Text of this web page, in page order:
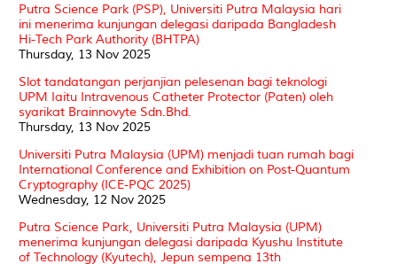
Putra Science Park (PSP), Universiti Putra Malaysia hari
ini menerima kunjungan delegasi daripada Bangladesh
Hi-Tech Park Authority (BHTPA)
Thursday, 13 Nov 2025
Slot tandatangan perjanjian pelesenan bagi teknologi
UPM Iaitu Intravenous Catheter Protector (Paten) oleh
syarikat Brainnovyte Sdn.Bhd.
Thursday, 13 Nov 2025
Universiti Putra Malaysia (UPM) menjadi tuan rumah bagi
International Conference and Exhibition on Post-Quantum
Cryptography (ICE-PQC 2025)
Wednesday, 12 Nov 2025
Putra Science Park, Universiti Putra Malaysia (UPM)
menerima kunjungan delegasi daripada Kyushu Institute
of Technology (Kyutech), Jepun sempena 13th